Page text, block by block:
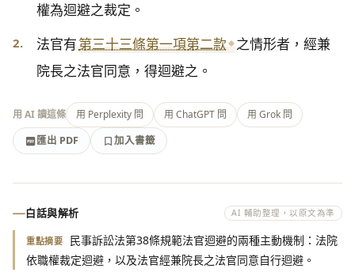
權為迴避之裁定。
2. 法官有第三十三條第一項第二款
之情形者，經兼
院長之法官同意，得迴避之。
用 AI 讀這條 用 Perplexity 問 用 ChatGPT 問
用 Grok 問
匯出 PDF
加入書籤
匯出 PDF
加入書籤
白話與解析 AI 輔助整理，以原文為準
重點摘要
民事訴訟法第38條規範法官迴避的兩種主動機制：法院
依職權裁定迴避，以及法官經兼院長之法官同意自行迴避。